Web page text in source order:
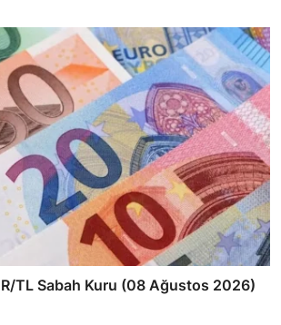
TL Sabah Kuru (08 Ağustos 2026)